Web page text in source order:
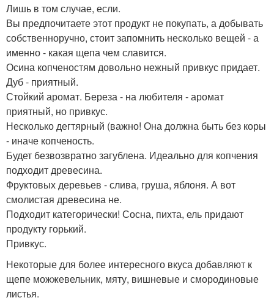
Лишь в том случае, если.
Вы предпочитаете этот продукт не покупать, а добывать
собственноручно, стоит запомнить несколько вещей - а
именно - какая щепа чем славится.
Осина копченостям довольно нежный привкус придает.
Дуб - приятный.
Стойкий аромат. Береза - на любителя - аромат
приятный, но привкус.
Несколько дегтярный (важно! Она должна быть без коры
- иначе копченость.
Будет безвозвратно загублена. Идеально для копчения
подходит древесина.
Фруктовых деревьев - слива, груша, яблоня. А вот
смолистая древесина не.
Подходит категорически! Сосна, пихта, ель придают
продукту горький.
Привкус.
Некоторые для более интересного вкуса добавляют к
щепе можжевельник, мяту, вишневые и смородиновые
листья.